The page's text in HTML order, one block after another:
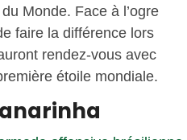
Monde. Face à l’ogre
faire la différence lors
rendez-vous avec
étoile mondiale.